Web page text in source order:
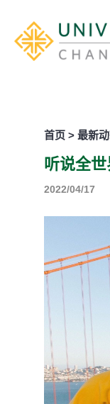
首页 > 最新
听说全世
2022/04/17